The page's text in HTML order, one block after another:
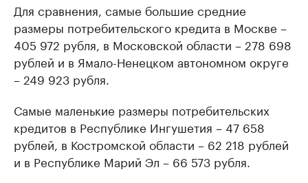
Для сравнения, самые большие средние
размеры потребительского кредита в Москве –
405 972 рубля, в Московской области – 278 698
рублей и в Ямало-Ненецком автономном округе
– 249 923 рубля.
Самые маленькие размеры потребительских
кредитов в Республике Ингушетия – 47 658
рублей, в Костромской области – 62 218 рублей
и в Республике Марий Эл – 66 573 рубля.